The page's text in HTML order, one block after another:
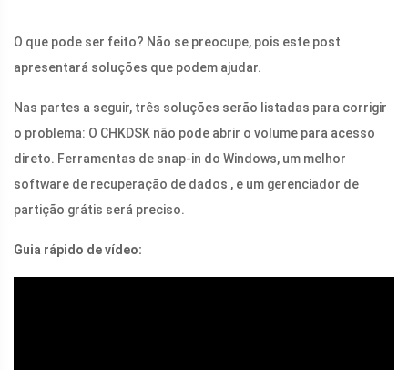
O que pode ser feito? Não se preocupe, pois este post
apresentará soluções que podem ajudar.
Nas partes a seguir, três soluções serão listadas para corrigir
o problema: O CHKDSK não pode abrir o volume para acesso
direto. Ferramentas de snap-in do Windows, um melhor
software de recuperação de dados , e um gerenciador de
partição grátis será preciso.
Guia rápido de vídeo: